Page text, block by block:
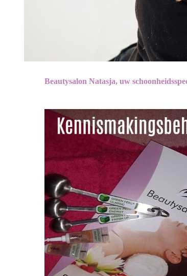
Beautysalon Natasja, uw